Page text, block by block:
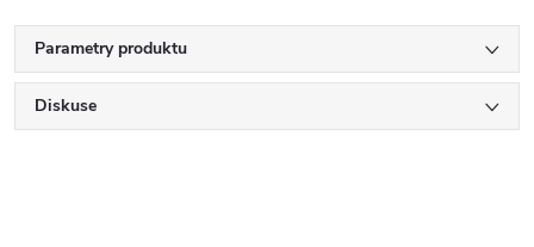
Parametry produktu
Diskuse